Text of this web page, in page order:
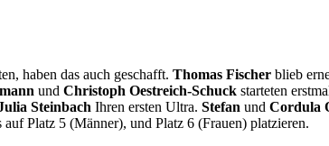
haben das auch geschafft. Thomas Fischer blieb
und Christoph Oestreich-Schuck starteten
Steinbach Ihren ersten Ultra. Stefan und Cordula
Platz 5 (Männer), und Platz 6 (Frauen) platzieren.